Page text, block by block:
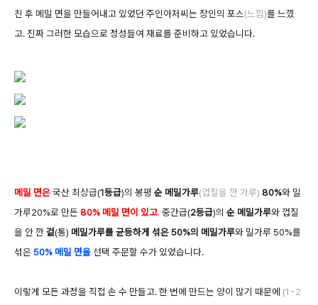
친 후 메밀 면을 만들어내고 있었던 주인아저씨는 장인의 포스(느낌)를 느꼈
고. 진짜 그러한 모습으로 정성들여 재료를 준비하고 있었습니다.
메밀 면은국산 최상급(1등급)의 봉평 순 메밀가루(껍질을 깐 가루) 80%와 밀
가루20%로 만든 80% 메밀 면이 있고.중간급(2등급)의 순 메밀가루와 껍질
을 안 깐겉(통) 메밀가루를 균등하게 섞은 50%의 메밀가루와 밀가루 50%를
섞은 50% 메밀 면을 선택 주문할 수가 있었습니다.
이렇게 모든 과정을 직접 손 수 만들고. 한 번에 만드는 양이 많기 때문에 (1~2